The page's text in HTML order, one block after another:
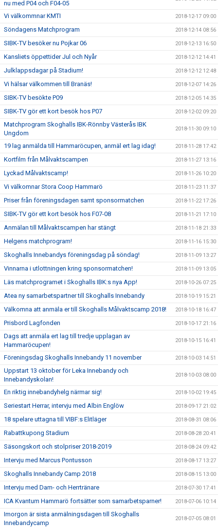
nu med P04 och F04-05
Vi välkommnar KMTI 2018-12-17 09:00
Söndagens Matchprogram 2018-12-14 08:56
SIBK-TV besöker nu Pojkar 06 2018-12-13 16:50
Kansliets öppettider Jul och Nyår 2018-12-12 14:41
Julklappsdagar på Stadium! 2018-12-12 12:48
Vi hälsar välkommen till Branäs! 2018-12-07 14:26
SIBK-TV besökte P09 2018-12-05 14:35
SIBK-TV gör ett kort besök hos P07 2018-12-02 09:20
Matchprogram Skoghalls IBK-Rönnby Västerås IBK
Ungdom
2018-11-30 09:10
19 lag anmälda till Hammaröcupen, anmäl ert lag idag! 2018-11-28 17:42
Kortfilm från Målvaktscampen 2018-11-27 13:16
Lyckad Målvaktscamp! 2018-11-26 10:20
Vi välkomnar Stora Coop Hammarö 2018-11-23 11:37
Priser från föreningsdagen samt sponsormatchen 2018-11-22 17:26
SIBK-TV gör ett kort besök hos F07-08 2018-11-21 17:10
Anmälan till Målvaktscampen har stängt 2018-11-18 21:33
Helgens matchprogram! 2018-11-16 15:30
Skoghalls Innebandys föreningsdag på söndag! 2018-11-09 13:27
Vinnarna i utlottningen kring sponsormatchen! 2018-11-09 13:05
Läs matchprogramet i Skoghalls IBK:s nya App! 2018-10-26 07:25
Atea ny samarbetspartner till Skoghalls Innebandy 2018-10-19 15:21
Välkomna att anmäla er till Skoghalls Målvaktscamp 2018! 2018-10-18 16:47
Prisbord Lagfonden 2018-10-17 21:16
Dags att anmäla ert lag till tredje upplagan av
Hammaröcupen!
2018-10-15 16:41
Föreningsdag Skoghalls Innebandy 11 november 2018-10-03 14:51
Uppstart 13 oktober för Leka Innebandy och
Innebandyskolan!
2018-10-03 08:00
En riktig innebandyhelg närmar sig! 2018-10-02 19:45
Seriestart Herrar, intervju med Albin Englöw 2018-09-17 21:02
18 spelare uttagna till VIBF:s Elitläger 2018-08-31 08:06
Rabattkupong Stadium 2018-08-28 20:41
Säsongskort och stolpriser 2018-2019 2018-08-24 09:42
Intervju med Marcus Pontusson 2018-08-17 13:27
Skoghalls Innebandy Camp 2018 2018-08-15 13:00
Intervju med Dam- och Herrtränare 2018-07-30 17:41
ICA Kvantum Hammarö fortsätter som samarbetsparner! 2018-07-06 10:14
Imorgon är sista anmälningsdagen till Skoghalls
Innebandycamp
2018-07-05 08:01